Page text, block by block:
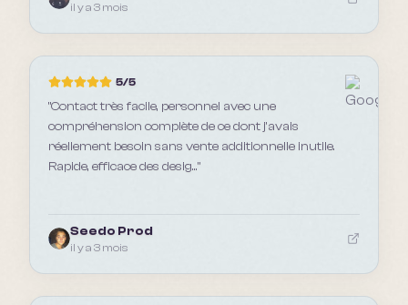
il y a 3 mois
5/5
"Contact très facile, personnel avec une
compréhension complète de ce dont j'avais
réellement besoin sans vente additionnelle inutile.
Rapide, efficace des desig..."
Seedo Prod
il y a 3 mois